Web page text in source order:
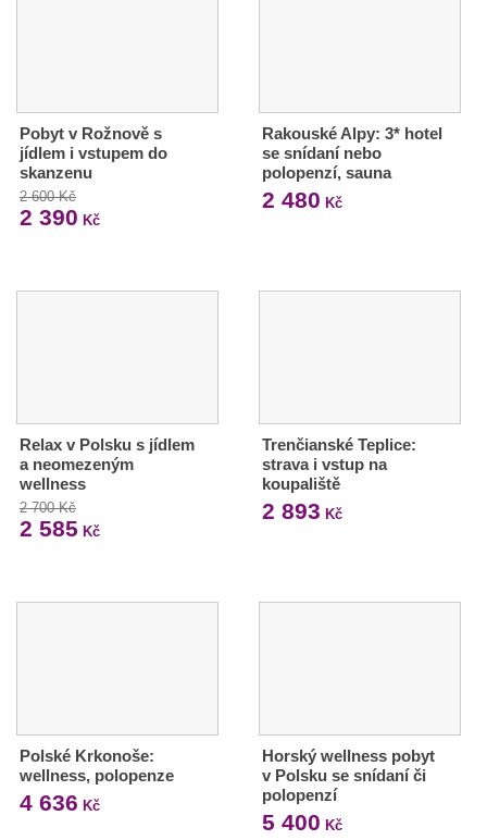
Pobyt v Rožnově s
jídlem i vstupem do
skanzenu
2 600 Kč
2 390 Kč
Rakouské Alpy: 3* hotel
se snídaní nebo
polopenzí, sauna
2 480 Kč
Relax v Polsku s jídlem
a neomezeným
wellness
2 700 Kč
2 585 Kč
Trenčianské Teplice:
strava i vstup na
koupaliště
2 893 Kč
Polské Krkonoše:
wellness, polopenze
4 636 Kč
Horský wellness pobyt
v Polsku se snídaní či
polopenzí
5 400 Kč